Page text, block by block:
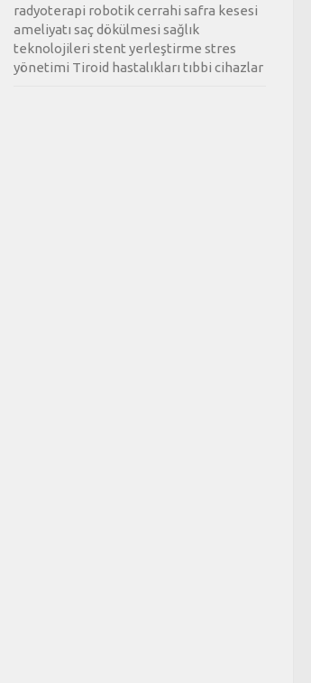
radyoterapi robotik cerrahi safra kesesi
ameliyatı saç dökülmesi sağlık
teknolojileri stent yerleştirme stres
yönetimi Tiroid hastalıkları tıbbi cihazlar